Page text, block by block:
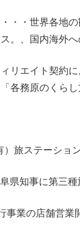
・・世界各地
。、国内海外
リエイト契約
各務原のくら
）旅ステーシ
県知事に第三
業の店舗営業